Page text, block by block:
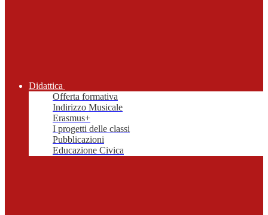
Didattica
Offerta formativa
Indirizzo Musicale
Erasmus+
I progetti delle classi
Pubblicazioni
Educazione Civica